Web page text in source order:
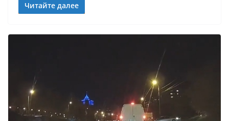
Читайте далее